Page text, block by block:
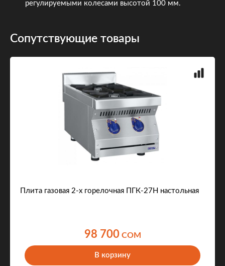
регулируемыми колесами высотой 100 мм.
Сопутствующие товары
Плита газовая 2-х горелочная ПГК-27Н настольная
98 700COM
В корзину